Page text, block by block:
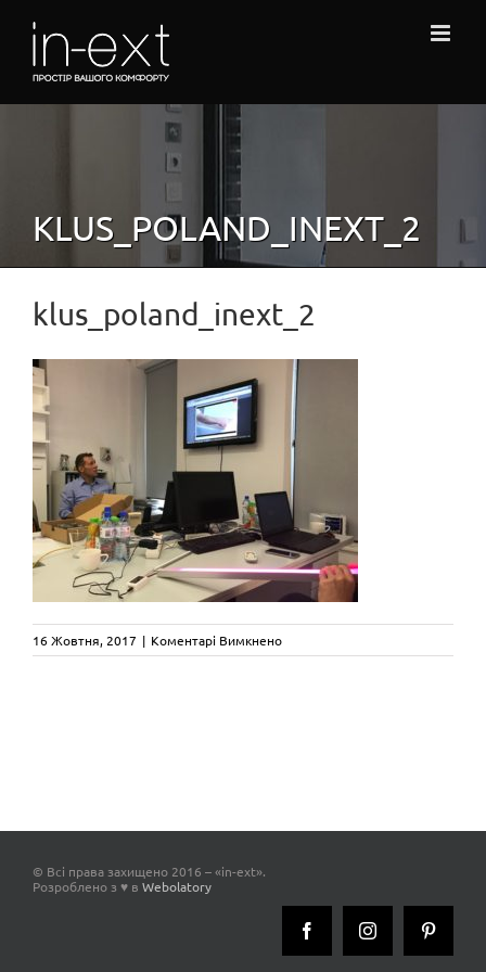
KLUS_POLAND_INEXT_2
klus_poland_inext_2
16 Жовтня, 2017 | Коментарі Вимкненодо
klus_poland_inext_2
© Всі права захищено 2016 – «in-ext».
Розроблено з ♥ в Webolatory